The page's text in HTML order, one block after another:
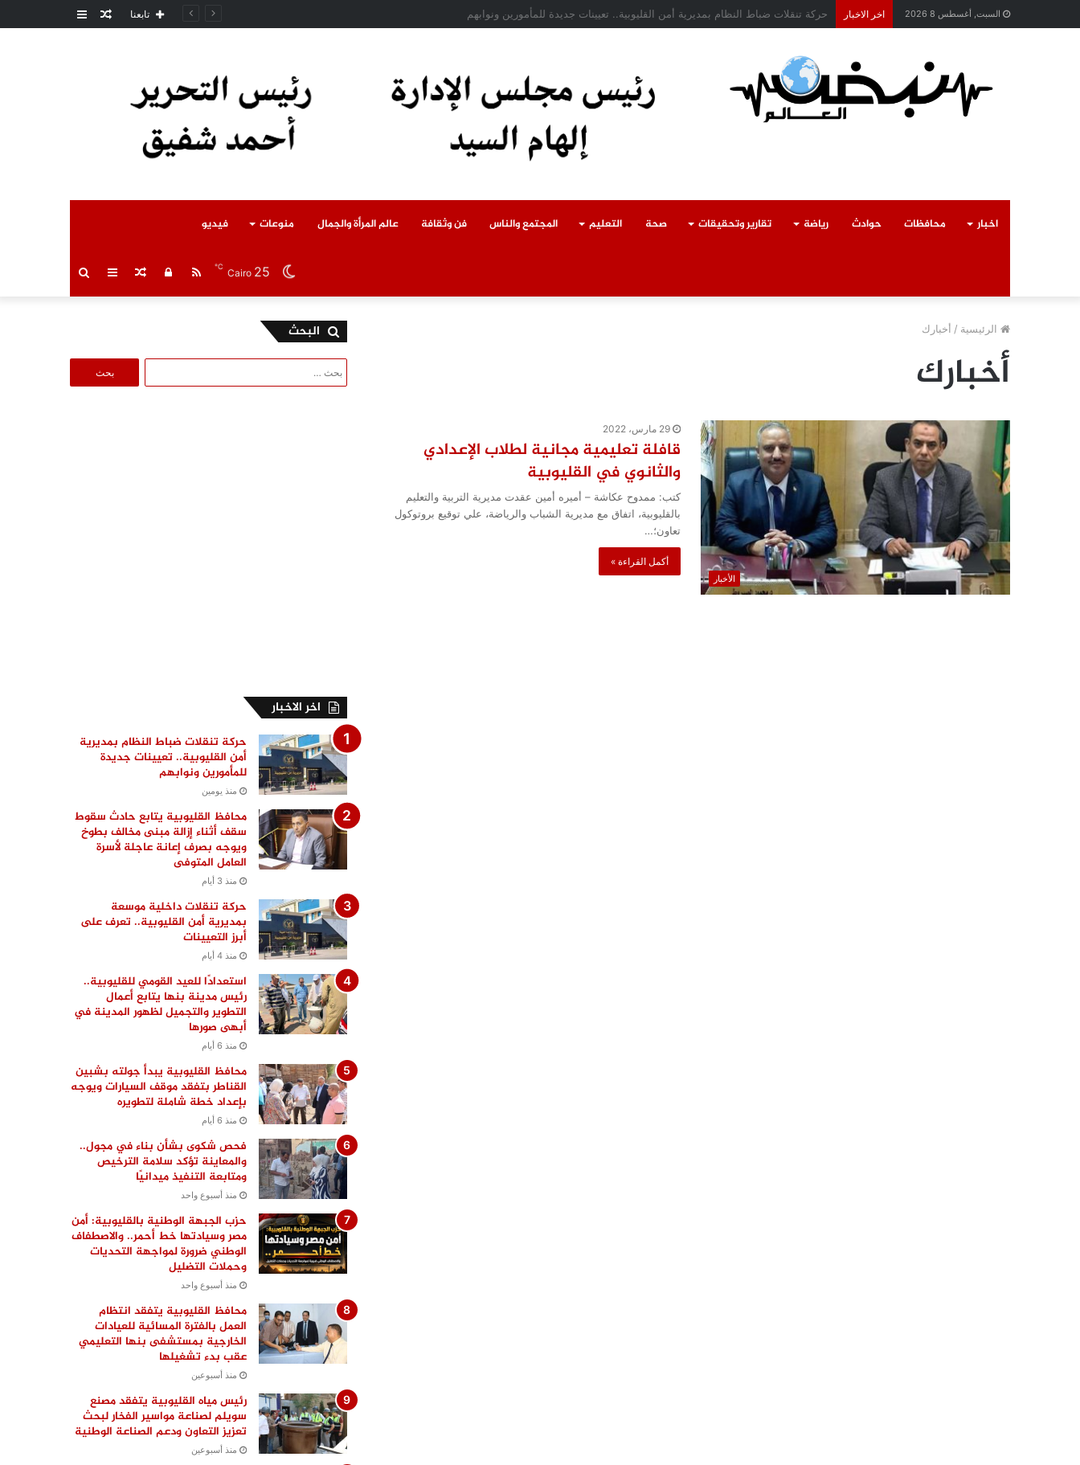
السبت, أغسطس 8 2026 اخر الاخبار محافظ القليوبية يتابع حادث سقوط سقف أثناء إزالة مبنى مخالف بطوخ ويوجه بصرف إعانة عاجلة لأسرة العامل المتوفى عمودمقال تابعنا
اخبار محافظات حوادث رياضة تقارير وتحقيقات صحة التعليم المجتمع والناس فن وثقافة عالم المرأة والجمال منوعات فيديو
بحث عمود مقالتسجيل RSS Cairo 25
℃
الرئيسية / أخبارك
أخبارك
الأخبار
29 مارس، 2022
قافلة تعليمية مجانية لطلاب الإعدادي
والثانوي في القليوبية
كتب: ممدوح عكاشة – أميره أمين عقدت مديرية التربية والتعليم
بالقليوبية، اتفاق مع مديرية الشباب والرياضة، علي توقيع بروتوكول
تعاون؛…
أكمل القراءة »
البحث
عن:
اخر الاخبار
حركة تنقلات ضباط النظام بمديرية
أمن القليوبية.. تعيينات جديدة
للمأمورين ونوابهم
منذ يومين
محافظ القليوبية يتابع حادث سقوط
سقف أثناء إزالة مبنى مخالف بطوخ
ويوجه بصرف إعانة عاجلة لأسرة
العامل المتوفى
منذ 3 أيام
حركة تنقلات داخلية موسعة
بمديرية أمن القليوبية.. تعرف على
أبرز التعيينات
منذ 4 أيام
استعدادًا للعيد القومي للقليوبية..
رئيس مدينة بنها يتابع أعمال
التطوير والتجميل لظهور المدينة في
أبهى صورها
منذ 6 أيام
محافظ القليوبية يبدأ جولته بشبين
القناطر بتفقد موقف السيارات ويوجه
بإعداد خطة شاملة لتطويره
منذ 6 أيام
فحص شكوى بشأن بناء في مجول..
والمعاينة تؤكد سلامة الترخيص
ومتابعة التنفيذ ميدانيًا
منذ أسبوع واحد
حزب الجبهة الوطنية بالقليوبية: أمن
مصر وسيادتها خط أحمر.. والاصطفاف
الوطني ضرورة لمواجهة التحديات
وحملات التضليل
منذ أسبوع واحد
محافظ القليوبية يتفقد انتظام
العمل بالفترة المسائية للعيادات
الخارجية بمستشفى بنها التعليمي
عقب بدء تشغيلها
منذ أسبوعين
رئيس مياه القليوبية يتفقد مصنع
سويلم لصناعة مواسير الفخار لبحث
تعزيز التعاون ودعم الصناعة الوطنية
منذ أسبوعين